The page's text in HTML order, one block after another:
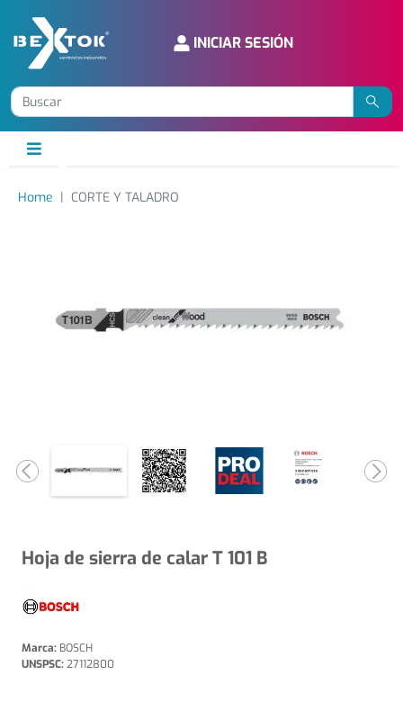
INICIAR SESIÓN
Home CORTE Y TALADRO
Hoja de sierra de calar T 101 B
Marca: BOSCH
UNSPSC:27112800